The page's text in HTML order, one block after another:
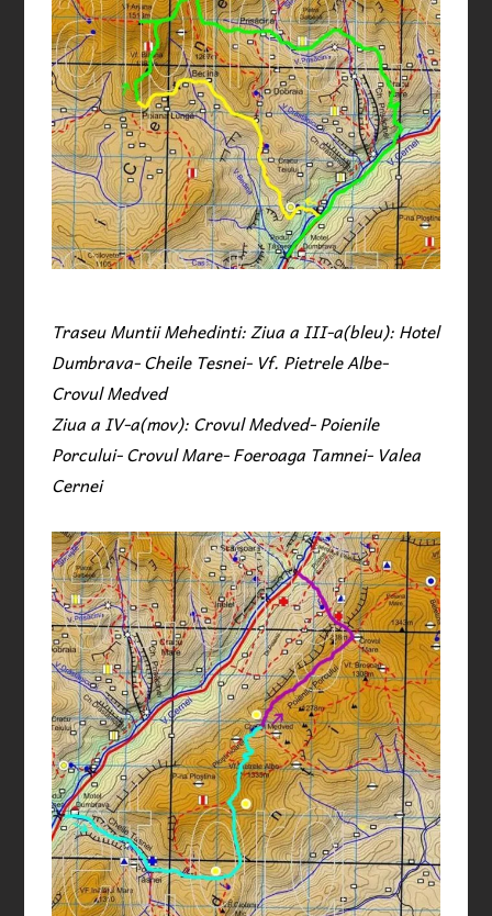
Traseu Muntii Mehedinti: Ziua a III-a(bleu): Hotel
Dumbrava- Cheile Tesnei- Vf. Pietrele Albe-
Crovul Medved
Ziua a IV-a(mov): Crovul Medved- Poienile
Porcului- Crovul Mare- Foeroaga Tamnei- Valea
Cernei